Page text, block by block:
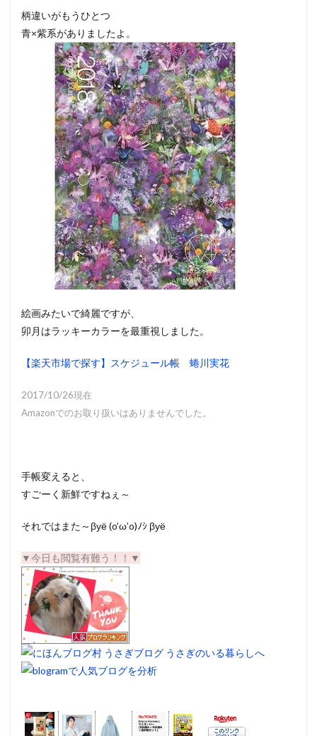
柄違いがもうひとつ
青×紫系がありましたよ。
絵画みたいで綺麗ですが、
卯月はラッキーカラーを最重視しました。
【楽天市場で探す】スケジュール帳 蜷川実花
2017/10/26現在
Amazonでのお取り扱いはありませんでした。
手帳変えると、
すごーく新鮮ですねぇ～
それではまた～βуё (o’ω’o)ﾉｼ βуё
▼今日も閲覧有難う！！▼